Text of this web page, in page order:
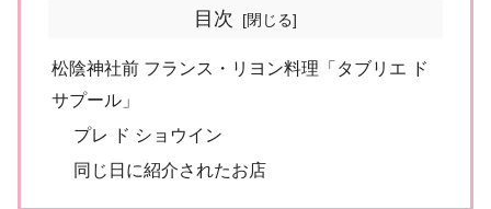
目次
松陰神社前 フランス・リヨン料理「タブリエ ド
サプール」
プレ ド ショウイン
同じ日に紹介されたお店